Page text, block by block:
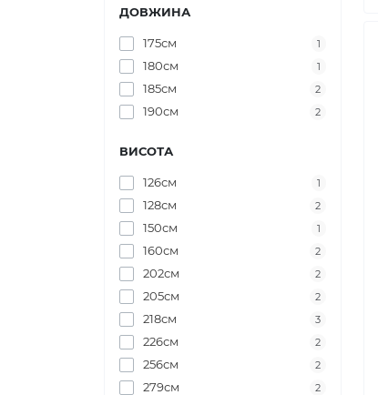
ДОВЖИНА
175см 1
180см 1
185см 2
190см 2
ВИСОТА
126см 1
128см 2
150см 1
160см 2
202см 2
205см 2
218см 3
226см 2
256см 2
279см 2